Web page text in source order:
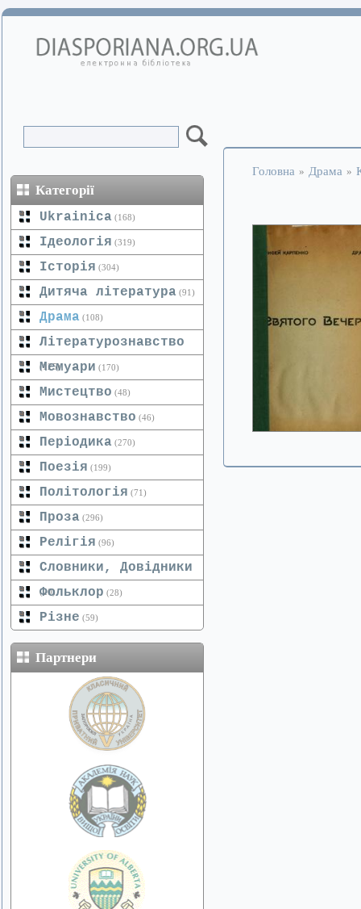
Категорії
Ukrainica (168)
Ідеологія (319)
Історія (304)
Дитяча література (91)
Драма (108)
Літературознавство
(125)
Мемуари (170)
Мистецтво (48)
Мовознавство (46)
Періодика (270)
Поезія (199)
Політологія (71)
Проза (296)
Релігія (96)
Словники, Довідники
(20)
Фольклор (28)
Різне (59)
Партнери
Головна » Драма »